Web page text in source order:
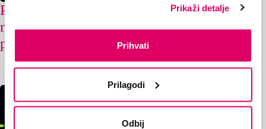
Prikaži detalje
Prihvati
Prilagodi
Odbij
Potraži na kioscima iNovina: 3x više
neta i duplo duže trajanje MOVE
paketa
05/08/2026